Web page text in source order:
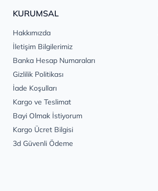
KURUMSAL
Hakkımızda
İletişim Bilgilerimiz
Banka Hesap Numaraları
Gizlilik Politikası
İade Koşulları
Kargo ve Teslimat
Bayi Olmak İstiyorum
Kargo Ücret Bilgisi
3d Güvenli Ödeme